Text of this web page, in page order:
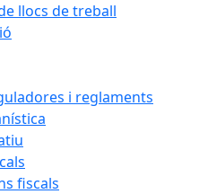
llocs de treball
i reglaments
fiscals